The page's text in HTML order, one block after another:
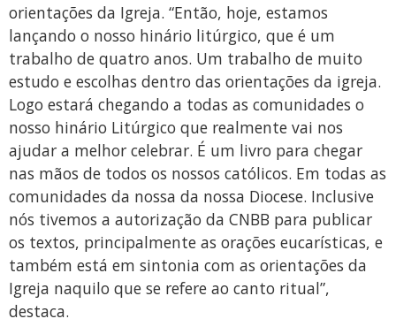
orientações da Igreja. “Então, hoje, estamos
lançando o nosso hinário litúrgico, que é um
trabalho de quatro anos. Um trabalho de muito
estudo e escolhas dentro das orientações da igreja.
Logo estará chegando a todas as comunidades o
nosso hinário Litúrgico que realmente vai nos
ajudar a melhor celebrar. É um livro para chegar
nas mãos de todos os nossos católicos. Em todas as
comunidades da nossa da nossa Diocese. Inclusive
nós tivemos a autorização da CNBB para publicar
os textos, principalmente as orações eucarísticas, e
também está em sintonia com as orientações da
Igreja naquilo que se refere ao canto ritual”,
destaca.